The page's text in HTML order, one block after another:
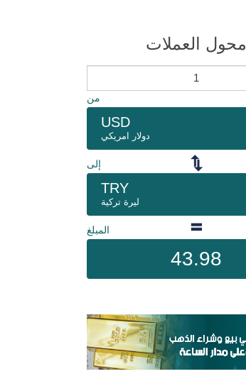
محول العملات
من
USD
دولار امريكي
إلى
TRY
ليرة تركية
المبلغ
43.98